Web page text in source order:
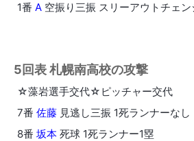
1番 A 空振り三振 スリーアウトチェン
5回表 札幌南高校の攻撃
☆藻岩選手交代☆ピッチャー交代
7番 佐藤 見逃し三振 1死ランナーなし
8番 坂本 死球 1死ランナー1塁